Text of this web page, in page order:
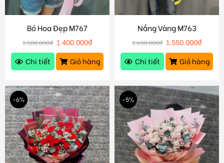
Bó Hoa Đẹp M767
1.500.000₫ 1.400.000₫
Chi tiết
Giỏ hàng
Nắng Vàng M763
1.650.000₫ 1.550.000₫
Chi tiết
Giỏ hàng
-6% -5%